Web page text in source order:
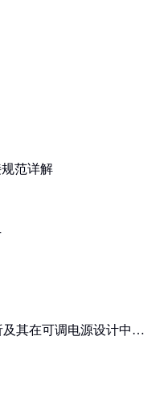
范详解
其在可调电源设计中的